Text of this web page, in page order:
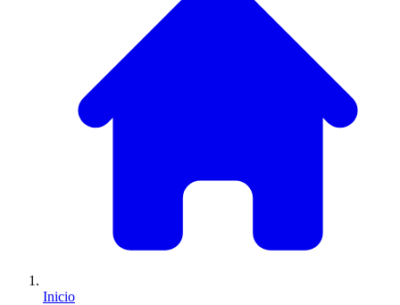
Inicio